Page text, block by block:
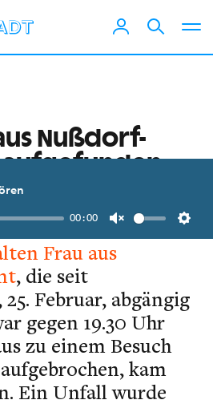
00:00
Unmute
Nußdorf-
Einsatzkräfte und
Februar nach
Frau aus
, die seit
Februar, abgängig
gegen 19.30 Uhr
zu einem Besuch
kam
Ein Unfall wurde